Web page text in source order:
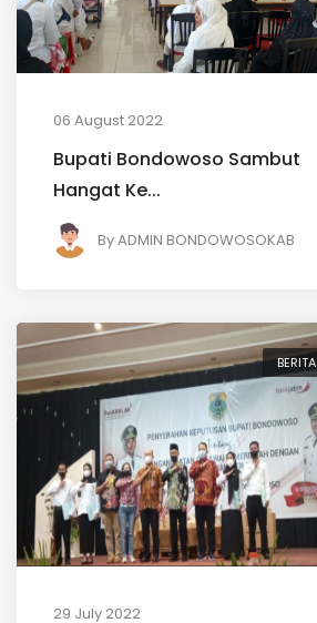
06 August 2022
Bupati Bondowoso Sambut
Hangat Ke...
ByADMIN BONDOWOSOKAB
BERITA
29 July 2022